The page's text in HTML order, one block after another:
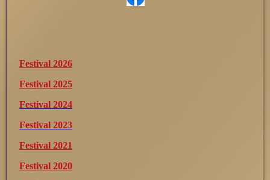
Festival 2026
Festival 2025
Festival 2024
Festival 2023
Festival 2021
Festival 2020